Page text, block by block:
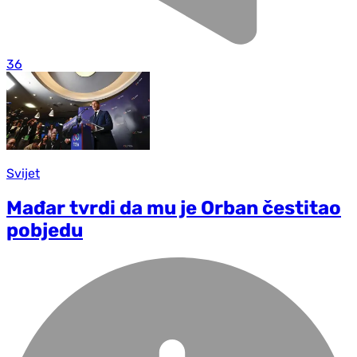
36
Svijet
Mađar tvrdi da mu je Orban čestitao
pobjedu